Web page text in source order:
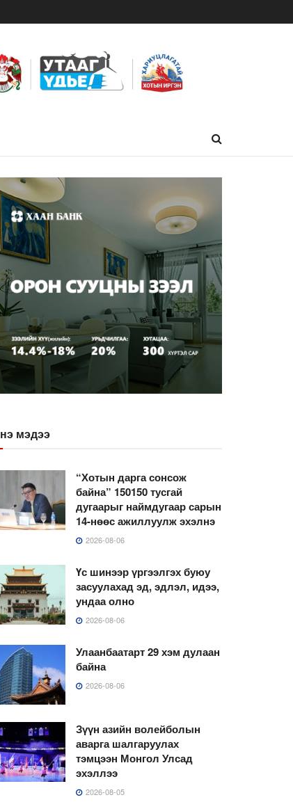
мэдээ
“Хотын дарга сонсож
байна” 150150 тусгай
дугаарыг наймдугаар сарын
14-нөөс ажиллуулж эхэлнэ
2026-08-06
Үс шинээр үргээлгэх буюу
засуулахад эд, эдлэл, идээ,
ундаа олно
2026-08-06
Улаанбаатарт 29 хэм дулаан
байна
2026-08-06
Зүүн азийн волейболын
аварга шалгаруулах
тэмцээн Монгол Улсад
эхэллээ
2026-08-05